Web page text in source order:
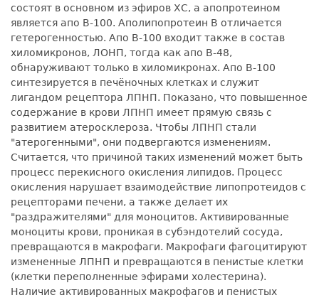
состоят в основном из эфиров ХС, а апопротеином
является апо В-100. Аполипопротеин В отличается
гетерогенностью. Апо В-100 входит также в состав
хиломикронов, ЛОНП, тогда как апо В-48,
обнаруживают только в хиломикронах. Апо В-100
синтезируется в печёночных клетках и служит
лигандом рецептора ЛПНП. Показано, что повышенное
содержание в крови ЛПНП имеет прямую связь с
развитием атеросклероза. Чтобы ЛПНП стали
"атерогенными", они подвергаются изменениям.
Считается, что причиной таких изменений может быть
процесс перекисного окисления липидов. Процесс
окисления нарушает взаимодействие липопротеидов с
рецепторами печени, а также делает их
"раздражителями" для моноцитов. Активированные
моноциты крови, проникая в субэндотелий сосуда,
превращаются в макрофаги. Макрофаги фагоцитируют
измененные ЛПНП и превращаются в пенистые клетки
(клетки переполненные эфирами холестерина).
Наличие активированных макрофагов и пенистых